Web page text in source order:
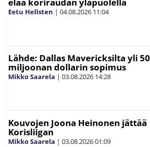
elää koriraudan yläpuolella
Eetu Hellsten | 04.08.2026 11:04
Lähde: Dallas Mavericksilta yli 50
miljoonan dollarin sopimus
Mikko Saarela | 03.08.2026 14:28
Kouvojen Joona Heinonen jättää
Korisliigan
Mikko Saarela | 03.08.202601:09